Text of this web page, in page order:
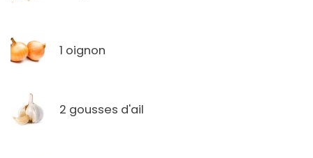
1 oignon
2 gousses d'ail